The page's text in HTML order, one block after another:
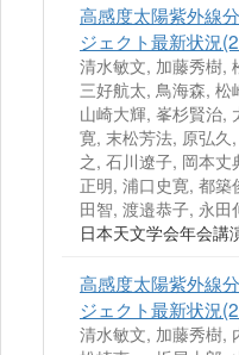
高感度太陽紫外線
ジェクト最新状況
清水敏文, 加藤秀樹,
三好航太, 鳥海森,
山崎大輝, 峯杉賢治,
寛, 末松芳法, 原弘
之, 石川遼子, 岡本
正明, 浦口史寛, 都
田智, 渡邉恭子, 永田
日本天文学会年会
高感度太陽紫外線
ジェクト最新状況
清水敏文, 加藤秀樹,